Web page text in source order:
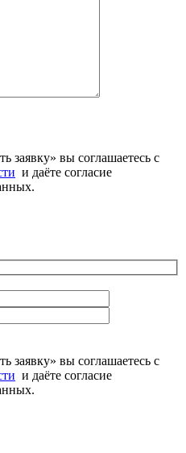
заявку» вы соглашаетесь с
и даёте согласие
заявку» вы соглашаетесь с
и даёте согласие